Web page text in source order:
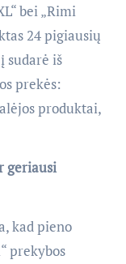
bei „Rimi
24 pigiausių
sudarė iš
prekės:
produktai,
geriausi
kad pieno
prekybos